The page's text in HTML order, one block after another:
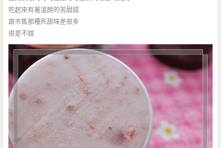
吃起來有著溫醇的苦甜感
跟市售那種死甜味差很多
很是不錯